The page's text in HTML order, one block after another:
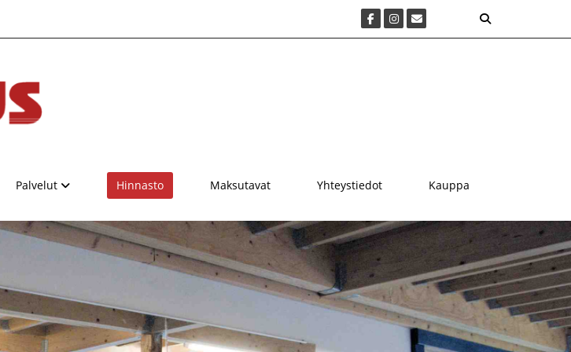
Palvelut Hinnasto Maksutavat Yhteystiedot Kauppa